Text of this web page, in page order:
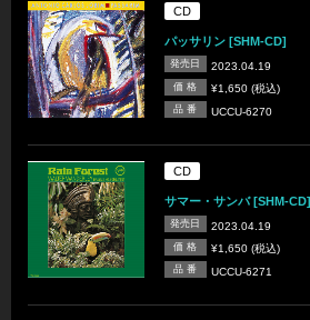
CD
パッサリン [SHM-CD]
発売日 2023.04.19
価 格 ¥1,650 (税込)
品 番 UCCU-6270
CD
サマー・サンバ [SHM-CD]
発売日 2023.04.19
価 格 ¥1,650 (税込)
品 番 UCCU-6271